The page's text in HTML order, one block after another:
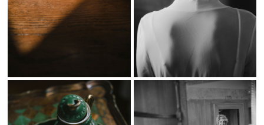
natural crearon una atmósfera única, resaltada por la impecable
organización de
Bodas Live Bilbao, que diseñó cada detalle con
mimo para hacer de esta boda un evento inolvidable.
La novia deslumbró con un espectacular vestido de Pronovias
diseño clásico y sofisticado que encajaba a la perfección con la
elegancia del entorno. Junto a nuestro trabajo fotográfico, el
equipo de Ssander Couples
se encargó de la videografía,
inmortalizando cada instante con una visión artística y emotiva.